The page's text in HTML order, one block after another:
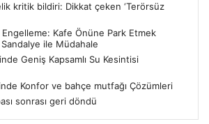
kritik bildiri: Dikkat çeken ‘Terörsüz
Engelleme: Kafe Önüne Park Etmek
ile Müdahale
Geniş Kapsamlı Su Kesintisi
Konfor ve bahçe mutfağı Çözümleri
sonrası geri döndü